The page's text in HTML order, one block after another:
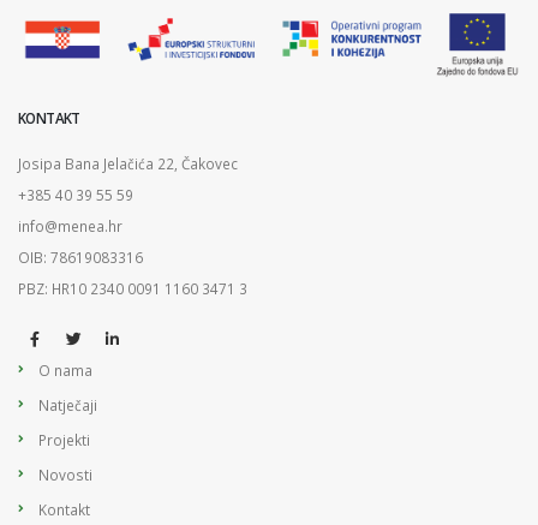
KONTAKT
Josipa Bana Jelačića 22, Čakovec
+385 40 39 55 59
info@menea.hr
OIB: 78619083316
PBZ: HR10 2340 0091 1160 3471 3
O nama
Natječaji
Projekti
Novosti
Kontakt